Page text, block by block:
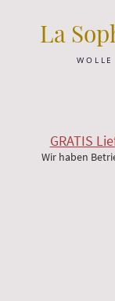
La
W O L L E
GRATIS
Wir haben